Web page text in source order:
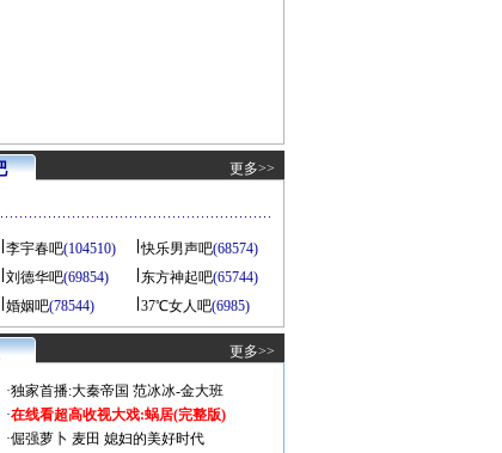
更多>>
李宇春吧(104510) 快乐男声吧(68574)
刘德华吧(69854) 东方神起吧(65744)
婚姻吧(78544) 37℃女人吧(6985)
更多>>
·独家首播:大秦帝国 范冰冰-金大班
·在线看超高收视大戏:蜗居(完整版)
·倔强萝卜 麦田 媳妇的美好时代